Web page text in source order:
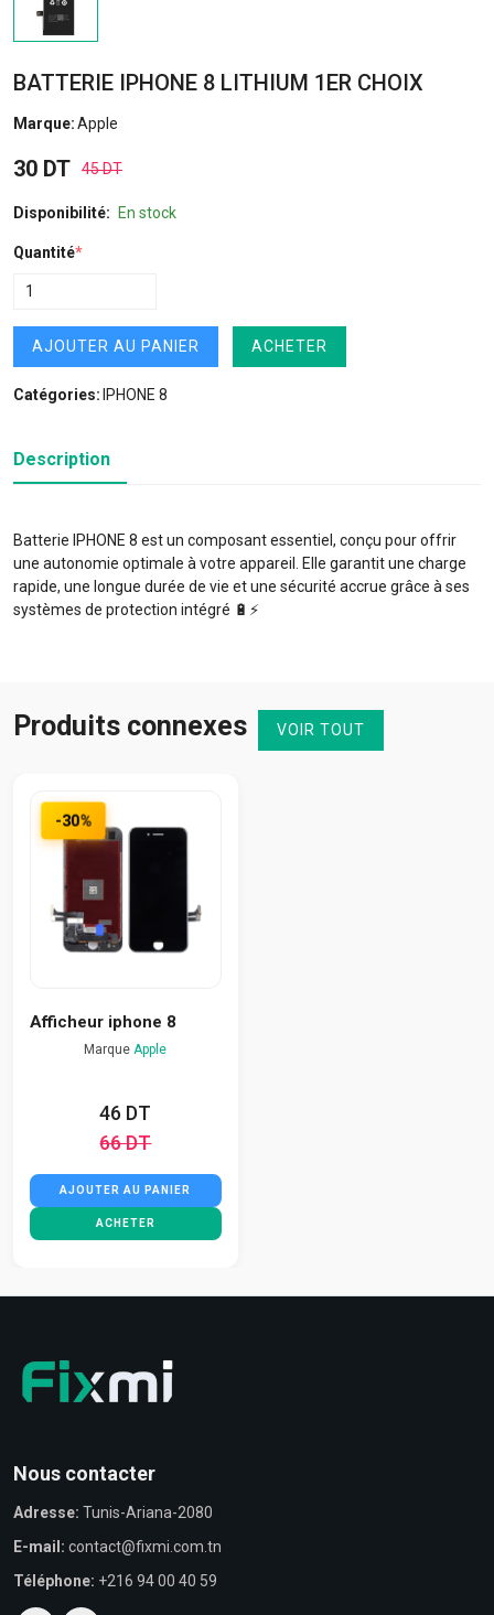
BATTERIE IPHONE 8 LITHIUM 1ER CHOIX
Marque:Apple
30 DT 45 DT
Disponibilité: En stock
Quantité*
AJOUTER AU PANIER ACHETER
Catégories: IPHONE 8
Description
Batterie IPHONE 8 est un composant essentiel, conçu pour offrir
une autonomie optimale à votre appareil. Elle garantit une charge
rapide, une longue durée de vie et une sécurité accrue grâce à ses
systèmes de protection intégré 🔋⚡️
Produits connexes VOIR TOUT
-30%
Afficheur iphone 8
MarqueApple
46 DT
66 DT
AJOUTER AU PANIER
ACHETER
Nous contacter
Adresse: Tunis-Ariana-2080
E-mail: contact@fixmi.com.tn
Téléphone: +216 94 00 40 59